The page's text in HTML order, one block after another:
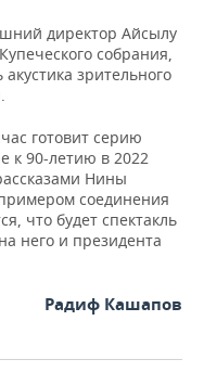
директор Айсылу
собрания,
зрительного
готовит серию
к 90-летию в 2022
Нины
соединения
что будет спектакль
него и президента
Радиф Кашапов